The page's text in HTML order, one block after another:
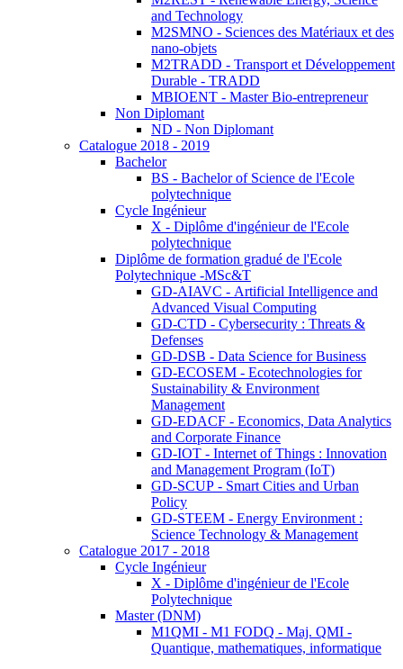
and Technology
M2SMNO - Sciences des Matériaux et des
nano-objets
M2TRADD - Transport et Développement
Durable - TRADD
MBIOENT - Master Bio-entrepreneur
Non Diplomant
ND - Non Diplomant
Catalogue 2018 - 2019
Bachelor
BS - Bachelor of Science de l'Ecole
polytechnique
Cycle Ingénieur
X - Diplôme d'ingénieur de l'Ecole
polytechnique
Diplôme de formation gradué de l'Ecole
Polytechnique -MSc&T
GD-AIAVC - Artificial Intelligence and
Advanced Visual Computing
GD-CTD - Cybersecurity : Threats &
Defenses
GD-DSB - Data Science for Business
GD-ECOSEM - Ecotechnologies for
Sustainability & Environment
Management
GD-EDACF - Economics, Data Analytics
and Corporate Finance
GD-IOT - Internet of Things : Innovation
and Management Program (IoT)
GD-SCUP - Smart Cities and Urban
Policy
GD-STEEM - Energy Environment :
Science Technology & Management
Catalogue 2017 - 2018
Cycle Ingénieur
X - Diplôme d'ingénieur de l'Ecole
Polytechnique
Master (DNM)
M1QMI - M1 FODQ - Maj. QMI -
Quantique, mathematiques, informatique